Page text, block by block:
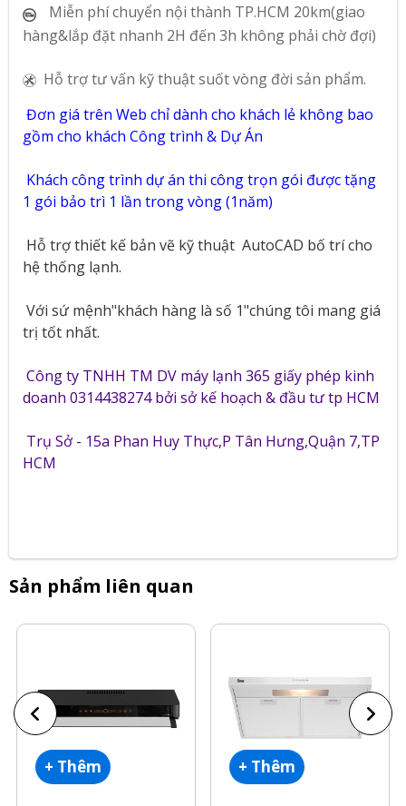
Miễn phí chuyển nội thành TP.HCM 20km(giao
hàng&lắp đặt nhanh 2H đến 3h không phải chờ đợi)
Hỗ trợ tư vấn kỹ thuật suốt vòng đời sản phẩm.
Đơn giá trên Web chỉ dành cho khách lẻ không bao
gồm cho khách Công trình & Dự Án
Khách công trình dự án thi công trọn gói được tặng
1 gói bảo trì 1 lần trong vòng (1năm)
Hỗ trợ thiết kế bản vẽ kỹ thuật AutoCAD bố trí cho
hệ thống lạnh.
Với sứ mệnh"khách hàng là số 1"chúng tôi mang giá
trị tốt nhất.
Công ty TNHH TM DV máy lạnh 365 giấy phép kinh
doanh 0314438274 bởi sở kế hoạch & đầu tư tp HCM
Trụ Sở - 15a Phan Huy Thực,P Tân Hưng,Quận 7,TP
HCM
Sản phẩm liên quan
+ Thêm + Thêm